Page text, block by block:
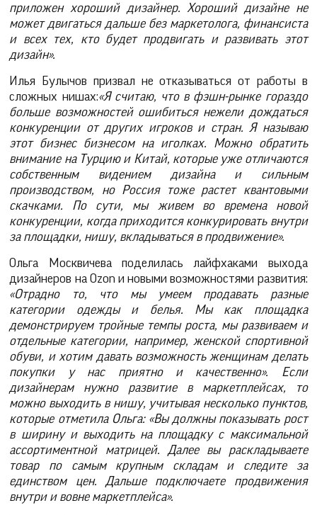
приложен хороший дизайнер. Хороший дизайне не
может двигаться дальше без маркетолога, финансиста
и всех тех, кто будет продвигать и развивать этот
дизайн».
Илья Булычов призвал не отказываться от работы в
сложных нишах:«Я считаю, что в фэшн-рынке гораздо
больше возможностей ошибиться нежели дождаться
конкуренции от других игроков и стран. Я называю
этот бизнес бизнесом на иголках. Можно обратить
внимание на Турцию и Китай, которые уже отличаются
собственным видением дизайна и сильным
производством, но Россия тоже растет квантовыми
скачками. По сути, мы живем во времена новой
конкуренции, когда приходится конкурировать внутри
за площадки, нишу, вкладываться в продвижение».
Ольга Москвичева поделилась лайфхаками выхода
дизайнеров на Ozon и новыми возможностями развития:
«Отрадно то, что мы умеем продавать разные
категории одежды и белья. Мы как площадка
демонстрируем тройные темпы роста, мы развиваем и
отдельные категории, например, женской спортивной
обуви, и хотим давать возможность женщинам делать
покупки у нас приятно и качественно». Если
дизайнерам нужно развитие в маркетплейсах, то
можно выходить в нишу, учитывая несколько пунктов,
которые отметила Ольга: «Вы должны показывать рост
в ширину и выходить на площадку с максимальной
ассортиментной матрицей. Далее вы раскладываете
товар по самым крупным складам и следите за
единством цен. Дальше подключаете продвижения
внутри и вовне маркетплейса».